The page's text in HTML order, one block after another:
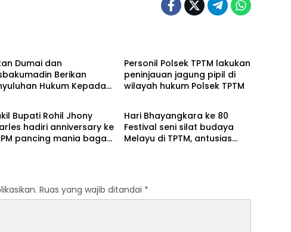
Dumai dan
Berikan
Hukum Kepada
Personil Polsek TPTM lakukan
peninjauan jagung pipil di
wilayah hukum Polsek TPTM
Bupati Rohil Jhony
anniversary ke
Berita
Hari Bhayangkara ke 80
Festival seni silat budaya
Melayu di TPTM, antusias
Rohil
Ruas yang wajib ditandai *